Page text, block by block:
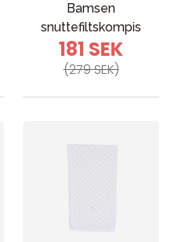
Bamsen
snuttefiltskompis
181 SEK
(279 SEK)